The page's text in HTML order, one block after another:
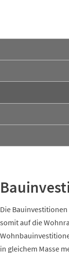
Die
somit auf die
in gleichem Masse